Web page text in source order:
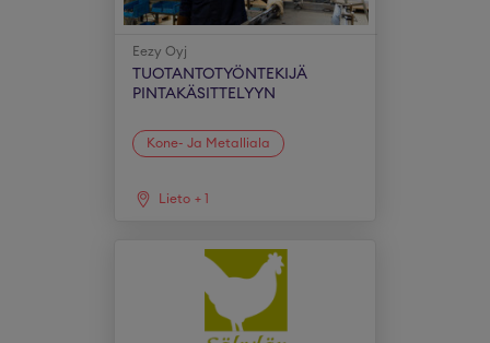
Eezy Oyj
TUOTANTOTYÖNTEKIJÄ
PINTAKÄSITTELYYN
Kone- Ja Metalliala
Lieto + 1